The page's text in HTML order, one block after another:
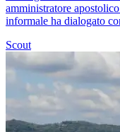
amministratore
informale ha dialogato
Scout